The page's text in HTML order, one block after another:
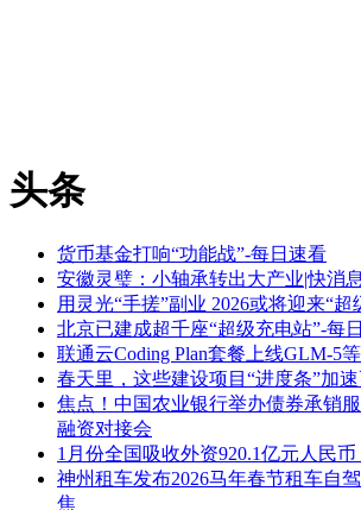
头条
货币基金打响“功能战”-每日速看
安徽灵璧：小轴承转出大产业|快消息
用灵光“手搓”副业 2026或将迎来“超
北京已建成超千座“超级充电站”-每
联通云Coding Plan套餐上线GLM-5
春天里，这些建设项目“进度条”加
焦点！中国农业银行举办债券承销
融资对接会
1月份全国吸收外资920.1亿元人民
神州租车发布2026马年春节租车自
焦